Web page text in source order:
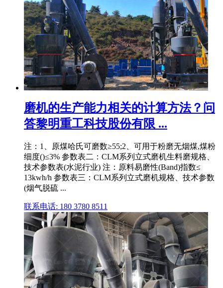
磨机的生产能力相关的计算方法？问
答黎明重工科技股份有限 ...
注：1、原煤哈氏可磨数≥55;2、可用于粉磨无烟煤,煤粉
细度()≤3% 参数表二：CLM系列立式磨机生料磨规格、
技术参数表(水泥行业) 注：原料易磨性(Band)指数≤
13kwh/h 参数表三：CLM系列立式磨机规格、技术参数
(烟气脱硫 ...
联系电话: 180 3780 8511